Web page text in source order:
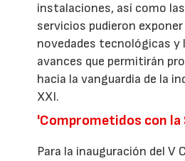
instalaciones, así como
servicios pudieron
novedades tecnológicas y
avances que permitirán
hacia la vanguardia de la
XXI.
'Comprometidos con la
Para la inauguración del V